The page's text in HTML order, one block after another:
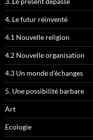
4. Le futur réinventé
4.1 Nouvelle religion
4.2 Nouvelle organisation
4.3 Un monde d'échanges
5. Une possibilité barbare
Art
Ecologie